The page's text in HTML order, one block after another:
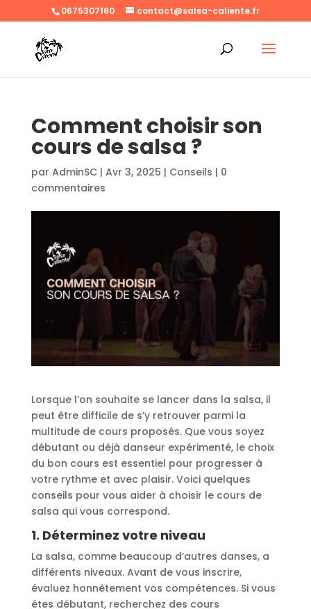
0675307160 contact@salsa-caliente.fr
Comment choisir son
cours de salsa ?
par AdminSC| Avr 3, 2025 | Conseils | 0
commentaires
Lorsque l’on souhaite se lancer dans la salsa, il
peut être difficile de s’y retrouver parmi la
multitude de cours proposés. Que vous soyez
débutant ou déjà danseur expérimenté, le choix
du bon cours est essentiel pour progresser à
votre rythme et avec plaisir. Voici quelques
conseils pour vous aider à choisir le cours de
salsa qui vous correspond.
1. Déterminez votre niveau
La salsa, comme beaucoup d’autres danses, a
différents niveaux. Avant de vous inscrire,
évaluez honnêtement vos compétences. Si vous
êtes débutant, recherchez des cours